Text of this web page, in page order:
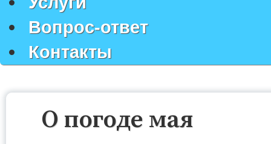
Вопрос-ответ
Контакты
О погоде мая